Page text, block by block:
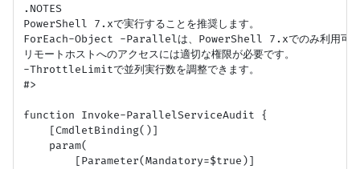
.NOTES
PowerShell 7.xで実行することを推奨します。
ForEach-Object -Parallelは、PowerShell 7.xでのみ利用可能
リモートホストへのアクセスには適切な権限が必要です。
-ThrottleLimitで並列実行数を調整できます。
#>
function Invoke-ParallelServiceAudit {
    [CmdletBinding()]
    param(
        [Parameter(Mandatory=$true)]